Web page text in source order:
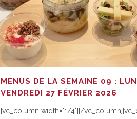
MENUS DE LA SEMAINE 09 :
VENDREDI 27 FÉVRIER 2026
[vc_column width="1/4"][/